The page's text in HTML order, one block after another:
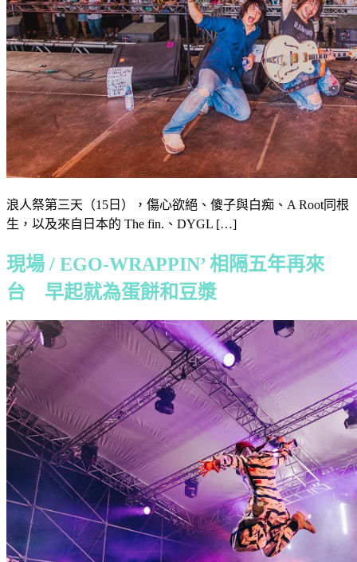
浪人祭第三天（15日），傷心欲絕、傻子與白痴、A Root同根
生，以及來自日本的 The fin.、DYGL […]
現場 / EGO-WRAPPIN’ 相隔五年再來
台 早起就為蛋餅和豆漿